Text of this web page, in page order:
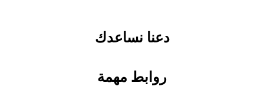
دعنا نساعدك
روابط مهمة